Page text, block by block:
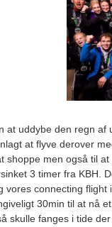
at uddybe den regn af
at flyve derover
shoppe men også til
3 timer fra KBH.
vores connecting
30min til at nå
skulle fanges i tide